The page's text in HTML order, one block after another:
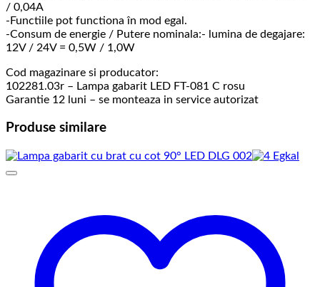
/ 0,04A
-Functiile pot functiona în mod egal.
-Consum de energie / Putere nominala:- lumina de degajare:
12V / 24V = 0,5W / 1,0W
Cod magazinare si producator:
102281.03r – Lampa gabarit LED FT-081 C rosu
Garantie 12 luni – se monteaza in service autorizat
Produse similare